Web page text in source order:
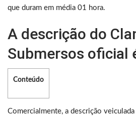
que duram em média 01 hora.
A descrição do
Submersos oficial
Conteúdo
Comercialmente, a descrição